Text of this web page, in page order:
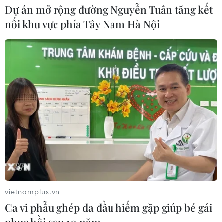
05/08/2026 07:44
Dòng vốn FDI vào Quảng Ninh
chuyển dịch tích cực về chất lượng
05/08/2026 07:40
Xem thêm
CƠ QUAN CHỦ QUẢN: THÔNG TẤN XÃ VIỆT NAM
Tổng Biên tập: TRẦN TIẾN DUẨN
Dự án mở rộng đường Nguyễn Tuân tăng kết
nối khu vực phía Tây Nam Hà Nội
vietnamplus.vn
Ca vi phẫu ghép da đầu hiếm gặp giúp bé gái